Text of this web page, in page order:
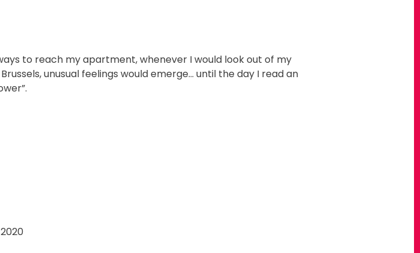
to reach my apartment, whenever I would look out of my
unusual feelings would emerge... until the day I read an